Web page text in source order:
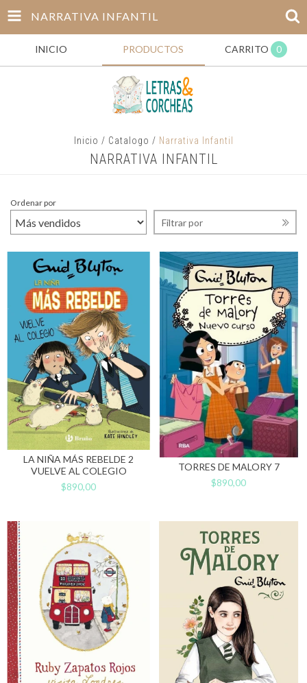
NARRATIVA INFANTIL
INICIO PRODUCTOS CARRITO 0
Inicio / Catalogo / Narrativa Infantil
NARRATIVA INFANTIL
Ordenar por
Filtrar por
LA NIÑA MÁS REBELDE 2
VUELVE AL COLEGIO
$890,00
TORRES DE MALORY 7
$890,00